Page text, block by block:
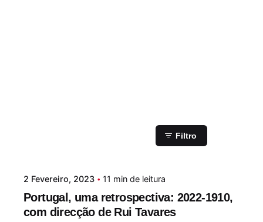
Filtro
Paulo Nóbrega Serra
2 Fevereiro, 2023 11 min de leitura
Portugal, uma retrospectiva: 2022-1910,
com direcção de Rui Tavares